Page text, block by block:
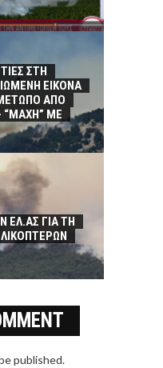
ΣΤΗ
ΕΙΚΟΝΑ
ΑΠΟ
ΜΕ
ΕΛ.ΑΣ ΓΙΑ ΤΗ
published.